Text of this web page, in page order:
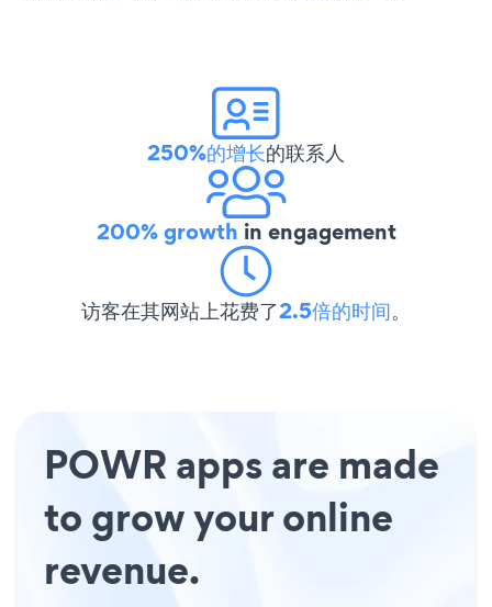
250%的增长的联系人
200% growth in engagement
访客在其网站上花费了2.5倍的时间。
POWR apps are made
to grow your online
revenue.